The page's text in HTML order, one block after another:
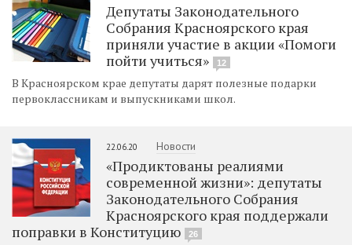
Депутаты Законодательного
Собрания Красноярского края
приняли участие в акции «Помоги
пойти учиться»
12
В Красноярском крае депутаты дарят полезные подарки
первоклассникам и выпускниками школ.
22.06.20 Новости
«Продиктованы реалиями
современной жизни»: депутаты
Законодательного Собрания
Красноярского края поддержали
поправки в Конституцию
26